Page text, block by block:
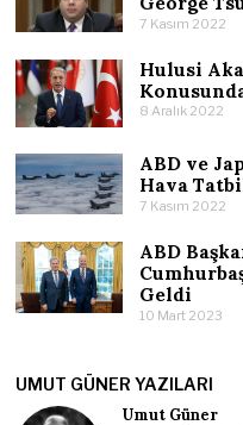
7 Kasım 2022
Hulusi
8 Aralık 2022
ABD ve
Hava
7 Kasım 2022
ABD
Geldi
10 Mart 2023
UMUT GÜNER YAZILARI
Umut Güner